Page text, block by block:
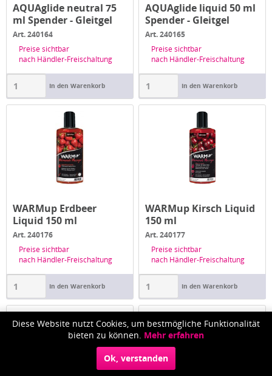
AQUAglide neutral 75
ml Spender - Gleitgel
Art. 240164
Preise sichtbar
nach Händler-Freischaltung
In den Warenkorb
AQUAglide liquid 50 ml
Spender - Gleitgel
Art. 240165
Preise sichtbar
nach Händler-Freischaltung
In den Warenkorb
WARMup Erdbeer
Liquid 150 ml
Art. 240176
Preise sichtbar
nach Händler-Freischaltung
In den Warenkorb
WARMup Kirsch Liquid
150 ml
Art. 240177
Preise sichtbar
nach Händler-Freischaltung
In den Warenkorb
Diese Website nutzt Cookies, um bestmögliche Funktionalität
bieten zu können. Mehr erfahren
Ok, verstanden